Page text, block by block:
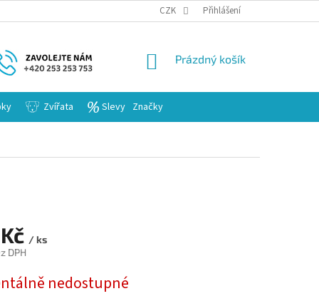
CZK Přihlášení
NÁKUPNÍ
Prázdný košík
Zvířata Slevy Značky
/ ks
DPH
nedostupné